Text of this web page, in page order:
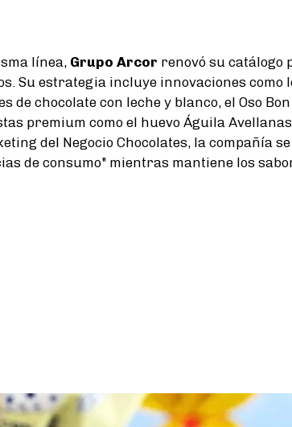
línea, Grupo Arcor renovó su catálogo
Su estrategia incluye innovaciones como
de chocolate con leche y blanco, el Oso
premium como el huevo Águila
del Negocio Chocolates, la compañía
de consumo" mientras mantiene los